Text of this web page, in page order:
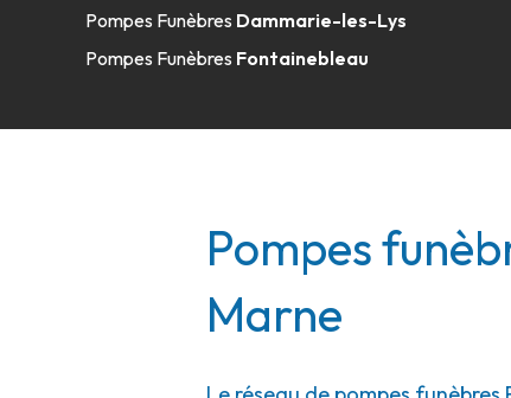
Pompes Funèbres Dammarie-les-Lys
Pompes Funèbres Fontainebleau
Pompes
Marne